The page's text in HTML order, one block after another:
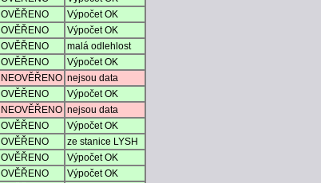
OVĚŘENO
Výpočet OK
OVĚŘENO
Výpočet OK
OVĚŘENO
malá odlehlost
OVĚŘENO
Výpočet OK
NEOVĚŘENO nejsou data
OVĚŘENO
Výpočet OK
NEOVĚŘENO nejsou data
OVĚŘENO
Výpočet OK
OVĚŘENO
ze stanice LYSH
OVĚŘENO
Výpočet OK
OVĚŘENO
Výpočet OK